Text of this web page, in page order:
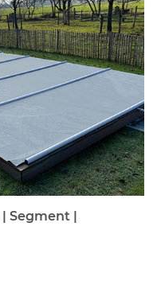
Segment |